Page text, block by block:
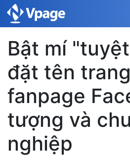
Bật mí
đặt tên trang
fanpage
tượng và
nghiệp